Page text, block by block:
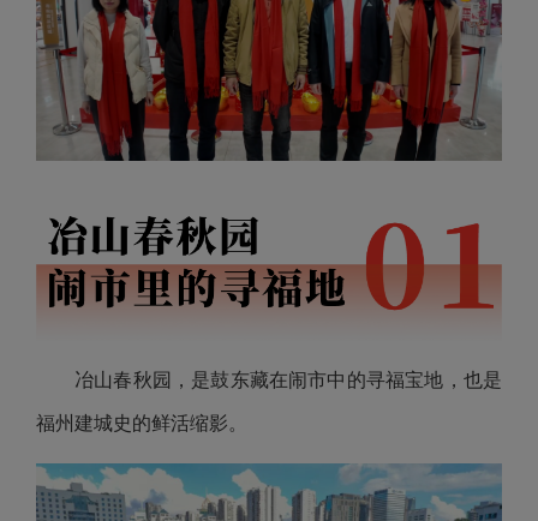
冶山春秋园，是鼓东藏在闹市中的寻福宝地，也是
福州建城史的鲜活缩影。